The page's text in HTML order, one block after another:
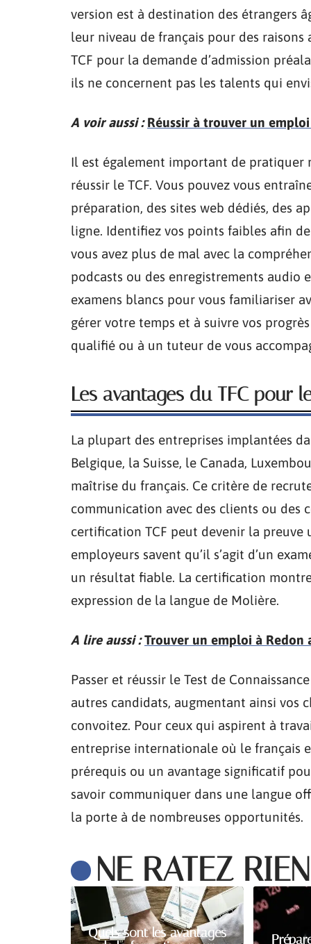
version est à destination des étrangers
leur niveau de français pour des
TCF pour la demande d’admission
ils ne concernent pas les talents qui
A voir aussi : Réussir à trouver un
Il est également important de pratiquer
réussir le TCF. Vous pouvez vous
préparation, des sites web dédiés, des
ligne. Identifiez vos points faibles afin
vous avez plus de mal avec la
podcasts ou des enregistrements audio
examens blancs pour vous familiariser
gérer votre temps et à suivre vos
qualifié ou à un tuteur de vous
Les avantages du TFC pour
La plupart des entreprises implantées
Belgique, la Suisse, le Canada,
maîtrise du français. Ce critère de
communication avec des clients ou des
certification TCF peut devenir la preuve
employeurs savent qu’il s’agit d’un
un résultat fiable. La certification
expression de la langue de Molière.
A lire aussi : Trouver un emploi à Redon
Passer et réussir le Test de
autres candidats, augmentant ainsi vos
convoitez. Pour ceux qui aspirent à
entreprise internationale où le français
prérequis ou un avantage significatif
savoir communiquer dans une langue
la porte à de nombreuses opportunités.
NE RATEZ
Quels sont les avantages